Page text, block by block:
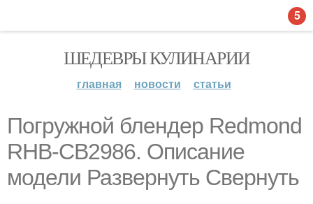
ШЕДЕВРЫ КУЛИНАРИИ
главная новости статьи
Погружной блендер Redmond
RHB-CB2986. Описание
модели Развернуть Свернуть
5